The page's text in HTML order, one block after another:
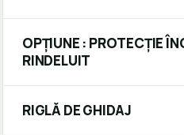
OPȚIUNE : PROTECȚIE
RINDELUIT
RIGLĂ DE GHIDAJ